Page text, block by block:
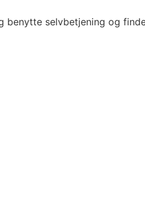
benytte selvbetjening og